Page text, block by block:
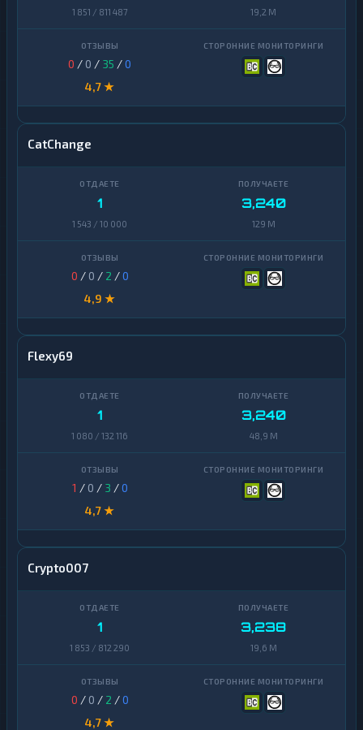
1 851 / 811 487 19,2 M
0 / 0 / 35 /0
4,7 ★
CatChange
1
1 543 / 10 000
3,240
129 M
0 / 0 / 2 /0
4,9 ★
Flexy69
1
1 080 / 132 116
3,240
48,9 M
1 / 0 / 3 /0
4,7 ★
Crypto007
1
1 853 / 812 290
3,238
19,6 M
0 / 0 / 2 /0
4,7 ★